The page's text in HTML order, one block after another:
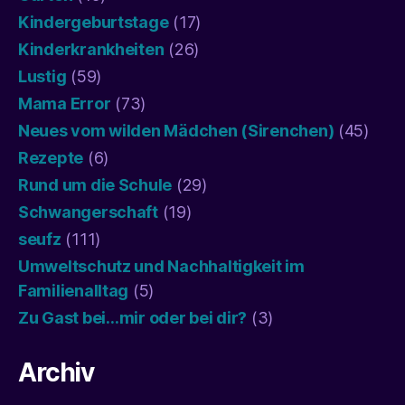
Kindergeburtstage(17)
Kinderkrankheiten (26)
Lustig (59)
Mama Error (73)
Neues vom wilden Mädchen (Sirenchen) (45)
Rezepte (6)
Rund um die Schule (29)
Schwangerschaft(19)
seufz (111)
Umweltschutz und Nachhaltigkeit im
Familienalltag (5)
Zu Gast bei…mir oder bei dir? (3)
Archiv